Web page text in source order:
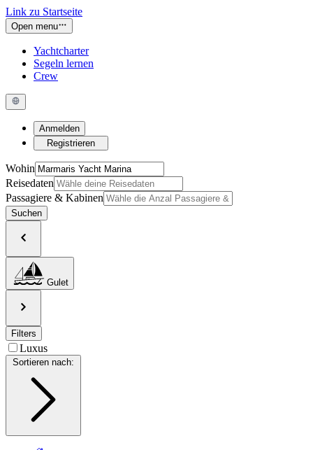
Link zu Startseite
Open menu
Yachtcharter
Segeln lernen
Crew
Anmelden
Registrieren
Wohin
Reisedaten
Passagiere & Kabinen
Suchen
Gulet
Filters
Luxus
Sortieren nach